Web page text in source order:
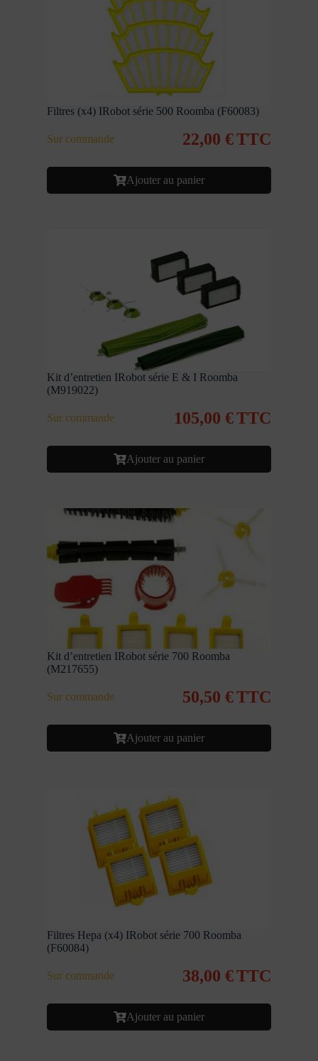
Filtres (x4) IRobot série 500 Roomba (F60083)
Sur commande 22,00 €TTC
Ajouter au panier
Kit d’entretien IRobot série E & I Roomba
(M919022)
Sur commande 105,00 €TTC
Ajouter au panier
Kit d’entretien IRobot série 700 Roomba
(M217655)
Sur commande 50,50 €TTC
Ajouter au panier
Filtres Hepa (x4) IRobot série 700 Roomba
(F60084)
Sur commande 38,00 €TTC
Ajouter au panier